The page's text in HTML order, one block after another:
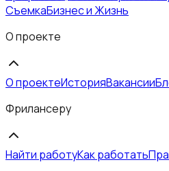
СъемкаБизнес и Жизнь
О проекте
О проектеИсторияВакансии
Фрилансеру
Найти работуКак работать